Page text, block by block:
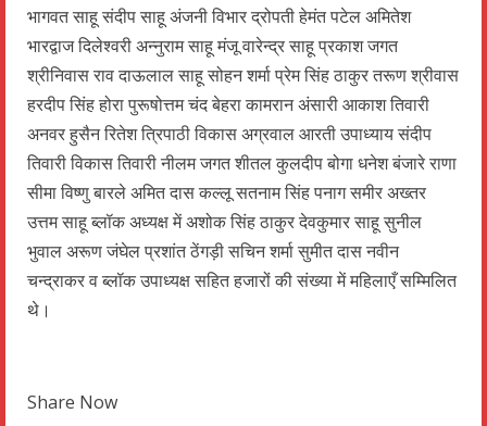
भागवत साहू संदीप साहू अंजनी विभार द्रोपती हेमंत पटेल अमितेश
भारद्वाज दिलेश्वरी अन्नुराम साहू मंजू वारेन्द्र साहू प्रकाश जगत
श्रीनिवास राव दाऊलाल साहू सोहन शर्मा प्रेम सिंह ठाकुर तरूण श्रीवास
हरदीप सिंह होरा पुरूषोत्तम चंद बेहरा कामरान अंसारी आकाश तिवारी
अनवर हुसैन रितेश त्रिपाठी विकास अग्रवाल आरती उपाध्याय संदीप
तिवारी विकास तिवारी नीलम जगत शीतल कुलदीप बोगा धनेश बंजारे राणा
सीमा विष्णु बारले अमित दास कल्लू सतनाम सिंह पनाग समीर अख्तर
उत्तम साहू ब्लॉक अध्यक्ष में अशोक सिंह ठाकुर देवकुमार साहू सुनील
भुवाल अरूण जंघेल प्रशांत ठेंगड़ी सचिन शर्मा सुमीत दास नवीन
चन्द्राकर व ब्लॉक उपाध्यक्ष सहित हजारों की संख्या में महिलाएँ सम्मिलित
थे।
Share Now